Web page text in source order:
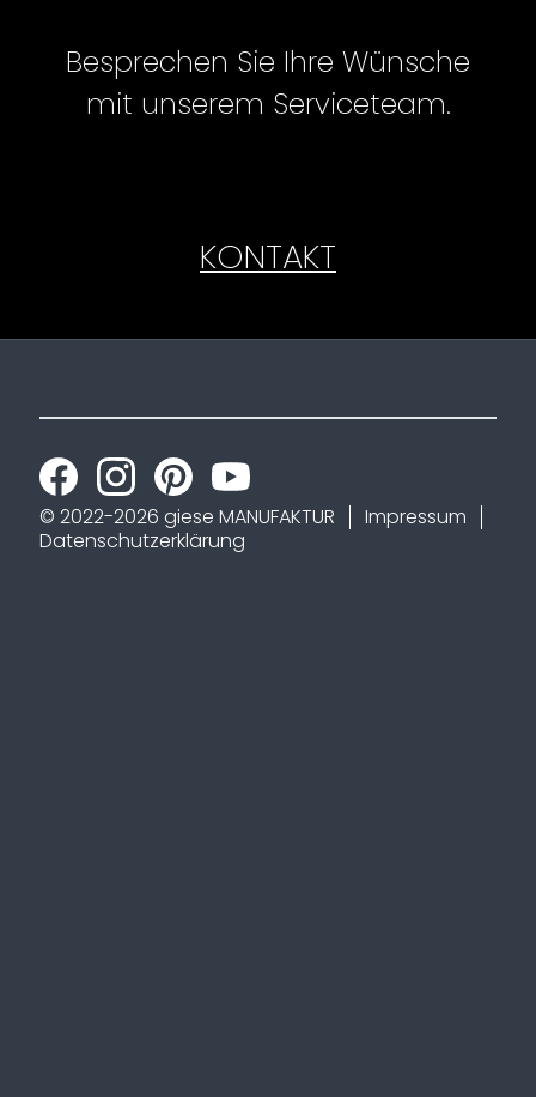
Besprechen Sie Ihre Wünsche
mit unserem Serviceteam.
KONTAKT
© 2022-2026 giese MANUFAKTUR
Impressum
Datenschutzerklärung